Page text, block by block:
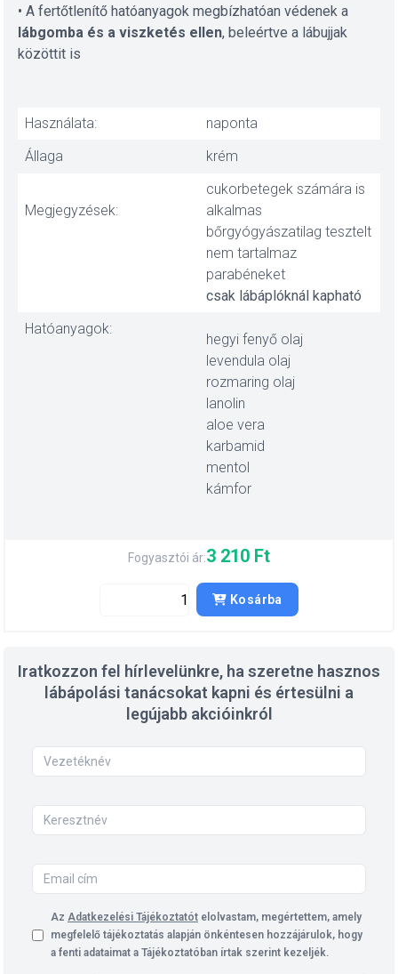
• A fertőtlenítő hatóanyagok megbízhatóan védenek a
lábgomba és a viszketés ellen, beleértve a lábujjak
közöttit is
Használata:
naponta
Állaga
krém
Megjegyzések:
cukorbetegek számára is
alkalmas
bőrgyógyászatilag tesztelt
nem tartalmaz
parabéneket
csak lábáplóknál kapható
Hatóanyagok:
hegyi fenyő olaj
levendula olaj
rozmaring olaj
lanolin
aloe vera
karbamid
mentol
kámfor
Fogyasztói ár:3 210 Ft
Kosárba
Iratkozzon fel hírlevelünkre, ha szeretne hasznos
lábápolási tanácsokat kapni és értesülni a
legújabb akcióinkról
Az Adatkezelési Tájékoztatót elolvastam, megértettem, amely
megfelelő tájékoztatás alapján önkéntesen hozzájárulok, hogy
a fenti adataimat a Tájékoztatóban írtak szerint kezeljék.